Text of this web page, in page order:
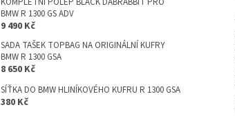
BMW R 1300 GS ADV
9 490 Kč
SADA TAŠEK TOPBAG NA ORIGINÁLNÍ KUFRY
BMW R 1300 GSA
8 650 Kč
SÍŤKA DO BMW HLINÍKOVÉHO KUFRU R 1300 GSA
380 Kč